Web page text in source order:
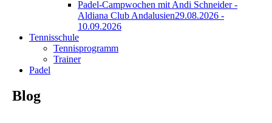
Padel-Campwochen mit Andi Schneider -
Aldiana Club Andalusien29.08.2026 -
10.09.2026
Tennisschule
Tennisprogramm
Trainer
Padel
Blog